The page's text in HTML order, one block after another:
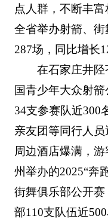
点人群，不断丰
全省举办射箭、
287场，同比增长
在石家庄井
国青少年大众射
34支参赛队近300
亲友团等同行人
周边酒店爆满，
州举办的2025“奔
街舞俱乐部公开
部110支队伍近